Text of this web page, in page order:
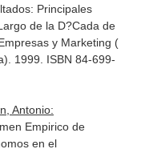
Principales
de la D?Cada de
y Marketing (
1999. ISBN 84-699-
Antonio:
Empirico de
en el